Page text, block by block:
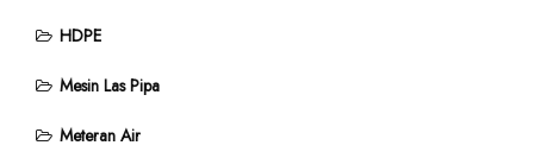
HDPE
Mesin Las Pipa
Meteran Air